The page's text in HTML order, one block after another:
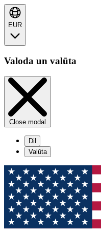
EUR
Valoda un valūta
Close modal
Dil
Valūta